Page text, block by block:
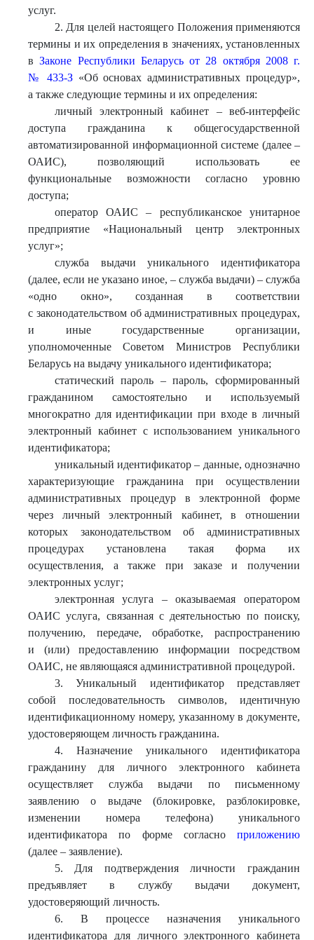
услуг.
2. Для целей настоящего Положения применяются
термины и их определения в значениях, установленных
вЗаконе Республики Беларусь от 28 октября 2008 г.
№ 433-З«Об основах административных процедур»,
а также следующие термины и их определения:
личный электронный кабинет – веб-интерфейс
доступа гражданина к общегосударственной
автоматизированной информационной системе (далее –
ОАИС), позволяющий использовать ее
функциональные возможности согласно уровню
доступа;
оператор ОАИС – республиканское унитарное
предприятие «Национальный центр электронных
услуг»;
служба выдачи уникального идентификатора
(далее, если не указано иное, – служба выдачи) – служба
«одно окно», созданная в соответствии
с законодательством об административных процедурах,
и иные государственные организации,
уполномоченные Советом Министров Республики
Беларусь на выдачу уникального идентификатора;
статический пароль – пароль, сформированный
гражданином самостоятельно и используемый
многократно для идентификации при входе в личный
электронный кабинет с использованием уникального
идентификатора;
уникальный идентификатор – данные, однозначно
характеризующие гражданина при осуществлении
административных процедур в электронной форме
через личный электронный кабинет, в отношении
которых законодательством об административных
процедурах установлена такая форма их
осуществления, а также при заказе и получении
электронных услуг;
электронная услуга – оказываемая оператором
ОАИС услуга, связанная с деятельностью по поиску,
получению, передаче, обработке, распространению
и (или) предоставлению информации посредством
ОАИС, не являющаяся административной процедурой.
3. Уникальный идентификатор представляет
собой последовательность символов, идентичную
идентификационному номеру, указанному в документе,
удостоверяющем личность гражданина.
4. Назначение уникального идентификатора
гражданину для личного электронного кабинета
осуществляет служба выдачи по письменному
заявлению о выдаче (блокировке, разблокировке,
изменении номера телефона) уникального
идентификатора по форме согласно приложению
(далее – заявление).
5. Для подтверждения личности гражданин
предъявляет в службу выдачи документ,
удостоверяющий личность.
6. В процессе назначения уникального
идентификатора для личного электронного кабинета